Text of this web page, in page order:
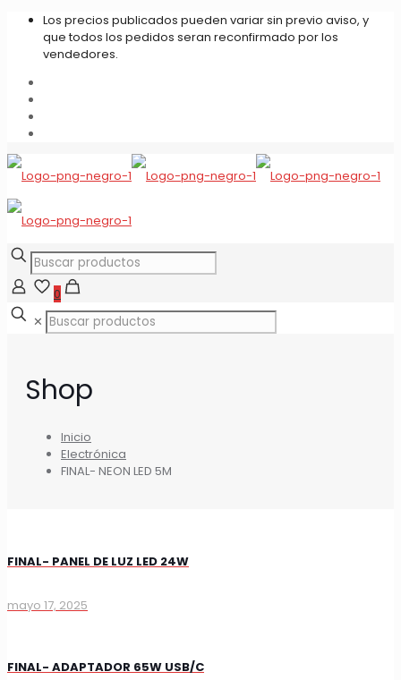
Los precios publicados pueden variar sin previo aviso, y
que todos los pedidos seran reconfirmado por los
vendedores.
0
✕
Shop
Inicio
Electrónica
FINAL- NEON LED 5M
FINAL- PANEL DE LUZ LED 24W
mayo 17, 2025
FINAL- ADAPTADOR 65W USB/C